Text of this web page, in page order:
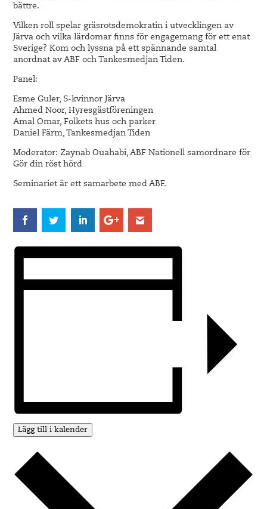
bättre.
Vilken roll spelar gräsrotsdemokratin i utvecklingen av
Järva och vilka lärdomar finns för engagemang för ett enat
Sverige? Kom och lyssna på ett spännande samtal
anordnat av ABF och Tankesmedjan Tiden.
Panel:
Esme Guler, S-kvinnor Järva
Ahmed Noor, Hyresgästföreningen
Amal Omar, Folkets hus och parker
Daniel Färm, Tankesmedjan Tiden
Moderator: Zaynab Ouahabi, ABF Nationell samordnare för
Gör din röst hörd
Seminariet är ett samarbete med ABF.
Lägg till i kalender